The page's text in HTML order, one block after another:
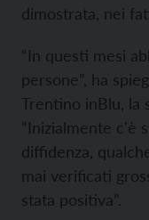
dimostrata, nei
“In questi mesi
persone”, ha
Trentino inBlu, la
“Inizialmente c'è
diffidenza,
mai verificati
stata positiva”.